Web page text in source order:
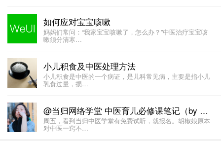
如何应对宝宝咳嗽
妈妈们常问：“我家宝宝咳嗽了，怎么办？”中医治疗宝宝咳
嗽须分清寒…
小儿积食及中医处理方法
小儿积食是中医的一个病证，是儿科常见病，主要是指小儿
乳食过量，损…
@当归网络学堂 中医育儿必修课笔记（by @胡椒娘 ）
周五，看到当归中医学堂有免费试听，就报名。胡椒娘原本
对中医一窍不…